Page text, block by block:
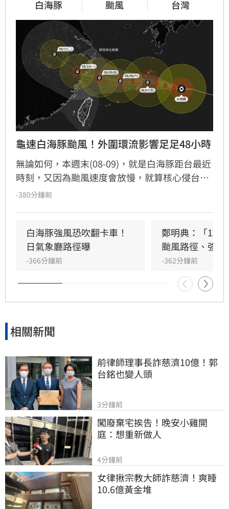
白海豚 颱風 台灣
龜速白海豚颱風！外圍環流影響足足48小時
無論如何，本週末(08-09)，就是白海豚距台最近
時刻，又因為颱風速度會放慢，就算核心侵台機
率低，外圍環流的影響也會拉長到足足48小時
-380分鐘前
白海豚強風恐吹翻卡車！
日氣象廳路徑曝
-366分鐘前
鄭明典：「1現
颱風路徑、強度
-362分鐘前
相關新聞
前律師理事長詐慈濟10億！郭
台銘也變人頭
3分鐘前
闖廢棄宅挨告！晚安小雞開
庭：想重新做人
4分鐘前
女律揪宗教大師詐慈濟！爽睡
10.6億黃金堆